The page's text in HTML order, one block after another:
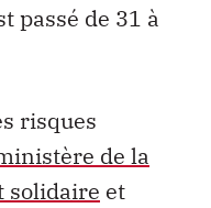
passé de 31 à
risques
de la
solidaire et